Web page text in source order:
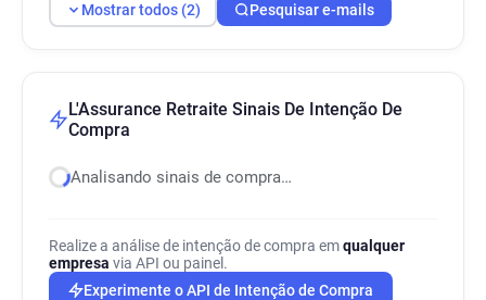
Mostrar todos (2) Pesquisar e-mails
L'Assurance Retraite Sinais De Intenção De
Compra
Analisando sinais de compra…
Realize a análise de intenção de compra emqualquer
empresa via API ou painel.
Experimente o API de Intenção de Compra